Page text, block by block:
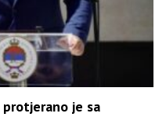
je sa